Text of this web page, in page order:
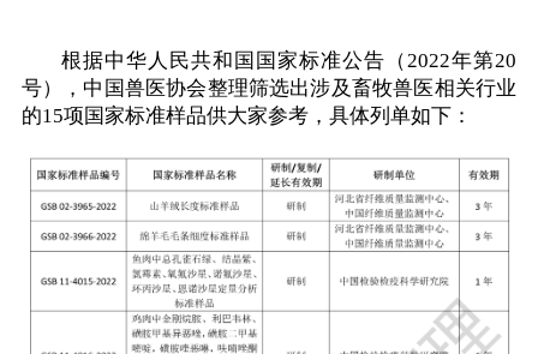
根据中华人民共和国国家标准公告（2022年第20
号），中国兽医协会整理筛选出涉及畜牧兽医相关行业
的15项国家标准样品供大家参考，具体列单如下：